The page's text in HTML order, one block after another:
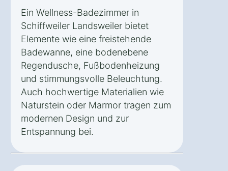
Ein Wellness-Badezimmer in
Schiffweiler Landsweiler bietet
Elemente wie eine freistehende
Badewanne, eine bodenebene
Regendusche, Fußbodenheizung
und stimmungsvolle Beleuchtung.
Auch hochwertige Materialien wie
Naturstein oder Marmor tragen zum
modernen Design und zur
Entspannung bei.